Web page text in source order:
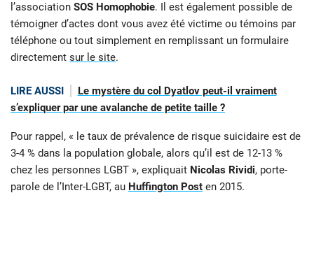
l’association SOS Homophobie. Il est également possible de
témoigner d’actes dont vous avez été victime ou témoins par
téléphone ou tout simplement en remplissant un formulaire
directement sur le site.
LIRE AUSSI
Le mystère du col Dyatlov peut-il vraiment
s’expliquer par une avalanche de petite taille ?
Pour rappel, « le taux de prévalence de risque suicidaire est de
3-4 % dans la population globale, alors qu’il est de 12-13 %
chez les personnes LGBT », expliquait Nicolas Rividi, porte-
parole de l’Inter-LGBT, au Huffington Post en 2015.